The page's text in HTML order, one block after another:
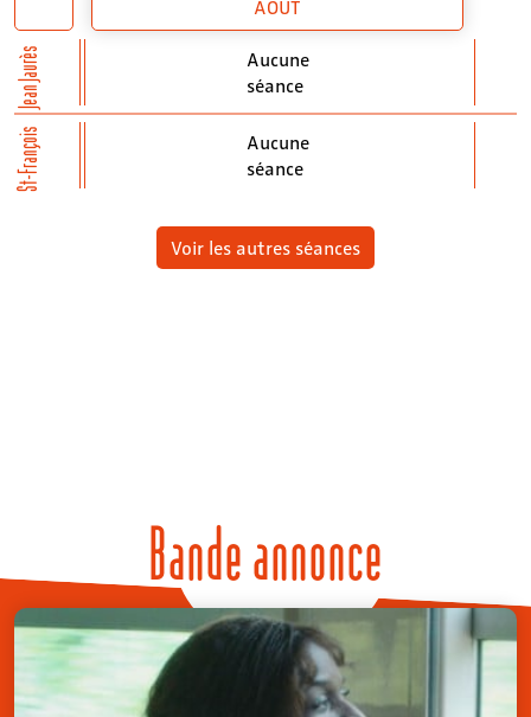
Jean Jaurès
St-François
AOÛT
Aucune
séance
Aucune
séance
Voir les autres séances
Bande annonce